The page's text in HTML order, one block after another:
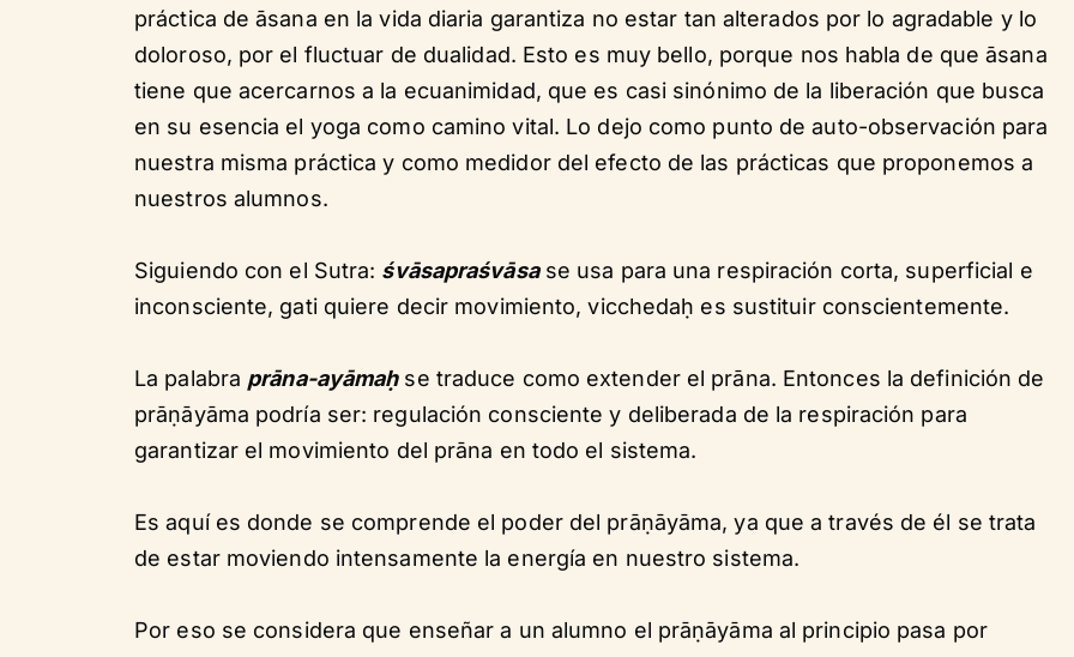
práctica de āsana en la vida diaria garantiza no estar tan alterados por lo agradable y lo
doloroso, por el fluctuar de dualidad. Esto es muy bello, porque nos habla de que āsana
tiene que acercarnos a la ecuanimidad, que es casi sinónimo de la liberación que busca
en su esencia el yoga como camino vital. Lo dejo como punto de auto-observación para
nuestra misma práctica y como medidor del efecto de las prácticas que proponemos a
nuestros alumnos.
Siguiendo con el Sutra: śvāsapraśvāsase usa para una respiración corta, superficial e
inconsciente, gati quiere decir movimiento, vicchedaḥ es sustituir conscientemente.
La palabra prāna-ayāmaḥse traduce como extender el prāna. Entonces la definición de
prāṇāyāma podría ser: regulación consciente y deliberada de la respiración para
garantizar el movimiento del prāna en todo el sistema.
Es aquí es donde se comprende el poder del prāṇāyāma, ya que a través de él se trata
de estar moviendo intensamente la energía en nuestro sistema.
Por eso se considera que enseñar a un alumno el prāṇāyāma al principio pasa por